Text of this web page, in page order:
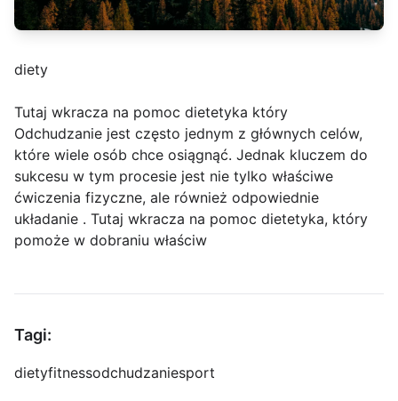
diety
Tutaj wkracza na pomoc dietetyka który
Odchudzanie jest często jednym z głównych celów,
które wiele osób chce osiągnąć. Jednak kluczem do
sukcesu w tym procesie jest nie tylko właściwe
ćwiczenia fizyczne, ale również odpowiednie
układanie . Tutaj wkracza na pomoc dietetyka, który
pomoże w dobraniu właściw
Tagi:
dietyfitnessodchudzaniesport